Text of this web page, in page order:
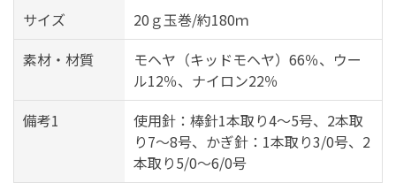
サイズ
20ｇ玉巻/約180ｍ
素材・材質
モヘヤ（キッドモヘヤ）66％、ウー
ル12％、ナイロン22％
備考1
使用針：棒針1本取り4～5号、2本取
り7～8号、かぎ針：1本取り3/0号、2
本取り5/0～6/0号